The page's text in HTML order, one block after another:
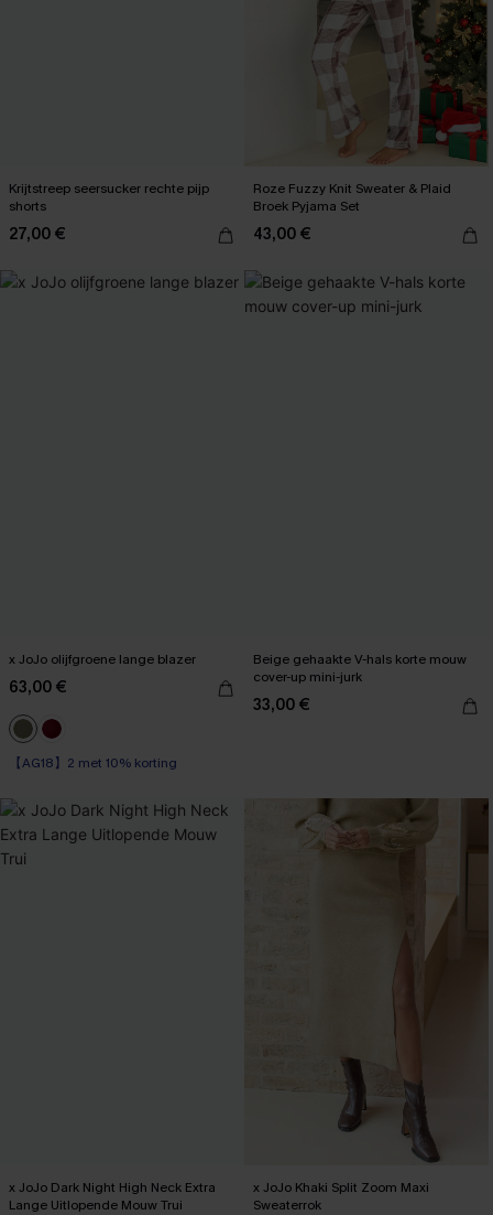
Krijtstreep seersucker rechte pijp
shorts
27,00 €
Roze Fuzzy Knit Sweater & Plaid
Broek Pyjama Set
43,00 €
x JoJo olijfgroene lange blazer
63,00 €
【AG18】2 met 10% korting
Beige gehaakte V-hals korte mouw
cover-up mini-jurk
33,00 €
x JoJo Dark Night High Neck Extra
Lange Uitlopende Mouw Trui
x JoJo Khaki Split Zoom Maxi
Sweaterrok